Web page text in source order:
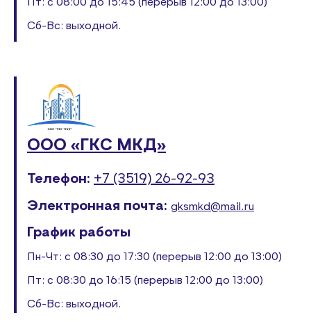
Пт: с 08:00 до 15:45 (перерыв 12:00 до 13:00)
Сб-Вс: выходной.
ООО «ГКС МКД»
Телефон: +7 (3519) 26-92-93
Электронная почта: gksmkd@mail.ru
График работы
Пн-Чт: с 08:30 до 17:30 (перерыв 12:00 до 13:00)
Пт: с 08:30 до 16:15 (перерыв 12:00 до 13:00)
Сб-Вс: выходной.